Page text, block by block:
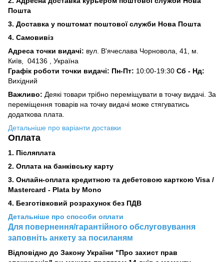
Пошта
3. Доставка у поштомат поштової служби Нова Пошта
4. Самовивіз
Адреса точки видачі: вул. В'ячеслава Чорновола, 41, м.
Київ, 04136 , Україна
Графік роботи точки видачі: Пн-Пт: 10:00-19:30 Сб - Нд:
Вихідний
Важливо: Деякі товари трібно переміщувати в точку видачі. За
переміщення товарів на точку видачі може стягуватись
додаткова плата.
Детальніше про варіанти доставки
Оплата
1. Післяплата
2. Оплата на банківську карту
3. Онлайн-оплата кредитною та дебетовою карткою Visa /
Mastercard - Plata by Mono
4. Безготівковий розрахунок без ПДВ
Детальніше про способи оплати
Для повернення/гарантійного обслуговування
заповніть анкету за посиланям
Відповідно до Закону України "Про захист прав